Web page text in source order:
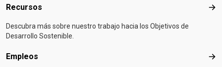
Recursos
Descubra más sobre nuestro trabajo hacia los Objetivos de
Desarrollo Sostenible.
Empleos